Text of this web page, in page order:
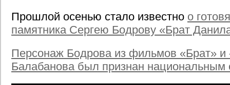
Прошлой осенью стало известно о
памятника Сергею Бодрову «Брат
Персонаж Бодрова из фильмов «Брат» и
Балабанова был признан национальным